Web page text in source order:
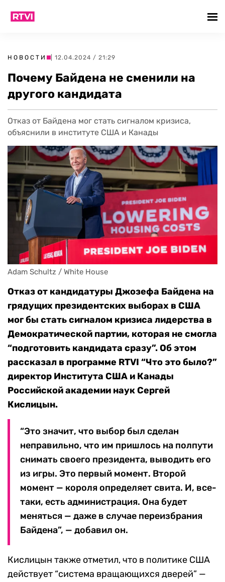
НОВОСТИ | 12.04.2024 / 21:29
Почему Байдена не сменили на
другого кандидата
Отказ от Байдена мог стать сигналом кризиса,
объяснили в институте США и Канады
Adam Schultz / White House
Отказ от кандидатуры Джозефа Байдена на
грядущих президентских выборах в США
мог бы стать сигналом кризиса лидерства в
Демократической партии, которая не смогла
“подготовить кандидата сразу”. Об этом
рассказал в программе RTVI “Что это было?”
директор Института США и Канады
Российской академии наук Сергей
Кислицын.
“Это значит, что выбор был сделан
неправильно, что им пришлось на полпути
снимать своего президента, выводить его
из игры. Это первый момент. Второй
момент — короля определяет свита. И, все-
таки, есть администрация. Она будет
меняться — даже в случае переизбрания
Байдена”, — добавил он.
Кислицын также отметил, что в политике США
действует “система вращающихся дверей” —